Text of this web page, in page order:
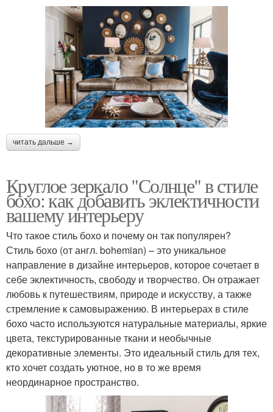
читать дальше →
Круглое зеркало "Солнце" в стиле
бохо: как добавить эклектичности
вашему интерьеру
Что такое стиль бохо и почему он так популярен?
Стиль бохо (от англ. bohemian) – это уникальное
направление в дизайне интерьеров, которое сочетает в
себе эклектичность, свободу и творчество. Он отражает
любовь к путешествиям, природе и искусству, а также
стремление к самовыражению. В интерьерах в стиле
бохо часто используются натуральные материалы, яркие
цвета, текстурированные ткани и необычные
декоративные элементы. Это идеальный стиль для тех,
кто хочет создать уютное, но в то же время
неординарное пространство.